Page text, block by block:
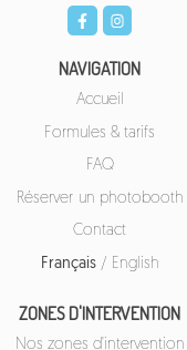
NAVIGATION
Accueil
Formules & tarifs
FAQ
Réserver un photobooth
Contact
Français/ English
ZONES D'INTERVENTION
Nos zones d'intervention